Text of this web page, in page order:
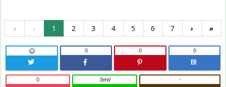
« ‹ 1 2 3 4 5 6 7 › »
0 0
B!
0
0 Send -